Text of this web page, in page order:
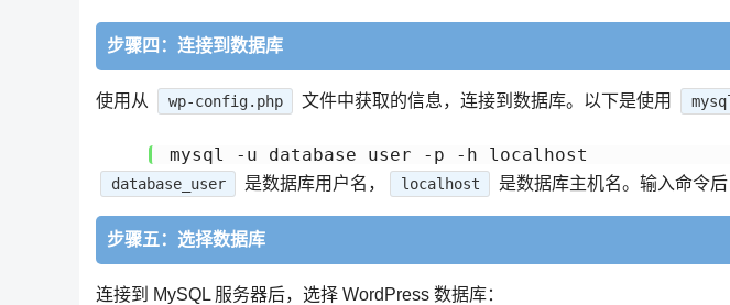
步骤四：连接到数据库
使用从 wp-config.php 文件中获取的信息，连接到数据库。以下是使用
database_user 是数据库用户名， localhost 是数据库主机名。输入命令
步骤五：选择数据库
连接到 MySQL 服务器后，选择 WordPress 数据库：